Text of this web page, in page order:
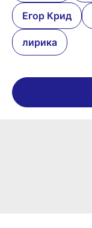
Егор Крид
лирика